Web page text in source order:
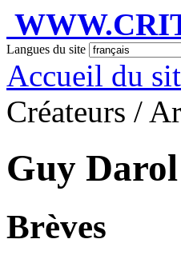
Langues du site
Accueil du
Créateurs /
Guy Darol
Brèves